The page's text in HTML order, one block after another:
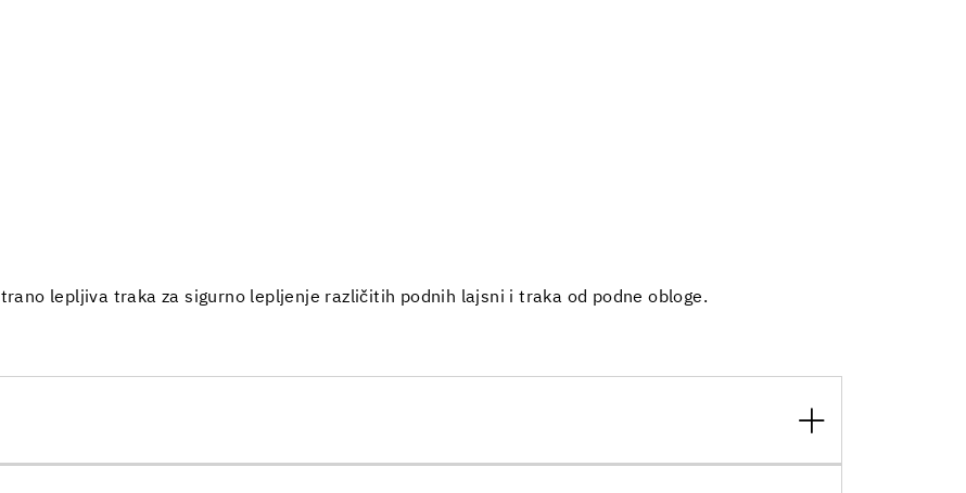
lepljiva traka za sigurno lepljenje različitih podnih lajsni i traka od podne obloge.